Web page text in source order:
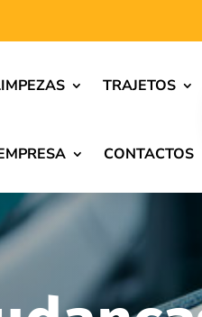
TRAJETOS
CONTACTOS